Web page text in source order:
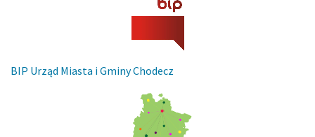
BIP Urząd Miasta i Gminy Chodecz